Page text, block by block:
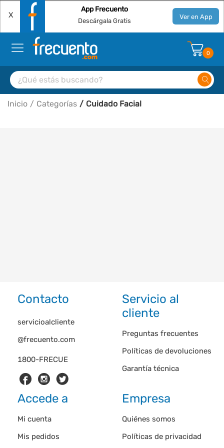
X
App Frecuento
Descárgala Gratis Ver en App
0
Inicio Categorías Cuidado Facial
Contacto
1800-FRECUE
servicioalcliente
@frecuento.com
Servicio al
cliente
Preguntas frecuentes
Políticas de devoluciones
Garantía técnica
Accede a
Mi cuenta
Mis pedidos
Empresa
Quiénes somos
Políticas de privacidad